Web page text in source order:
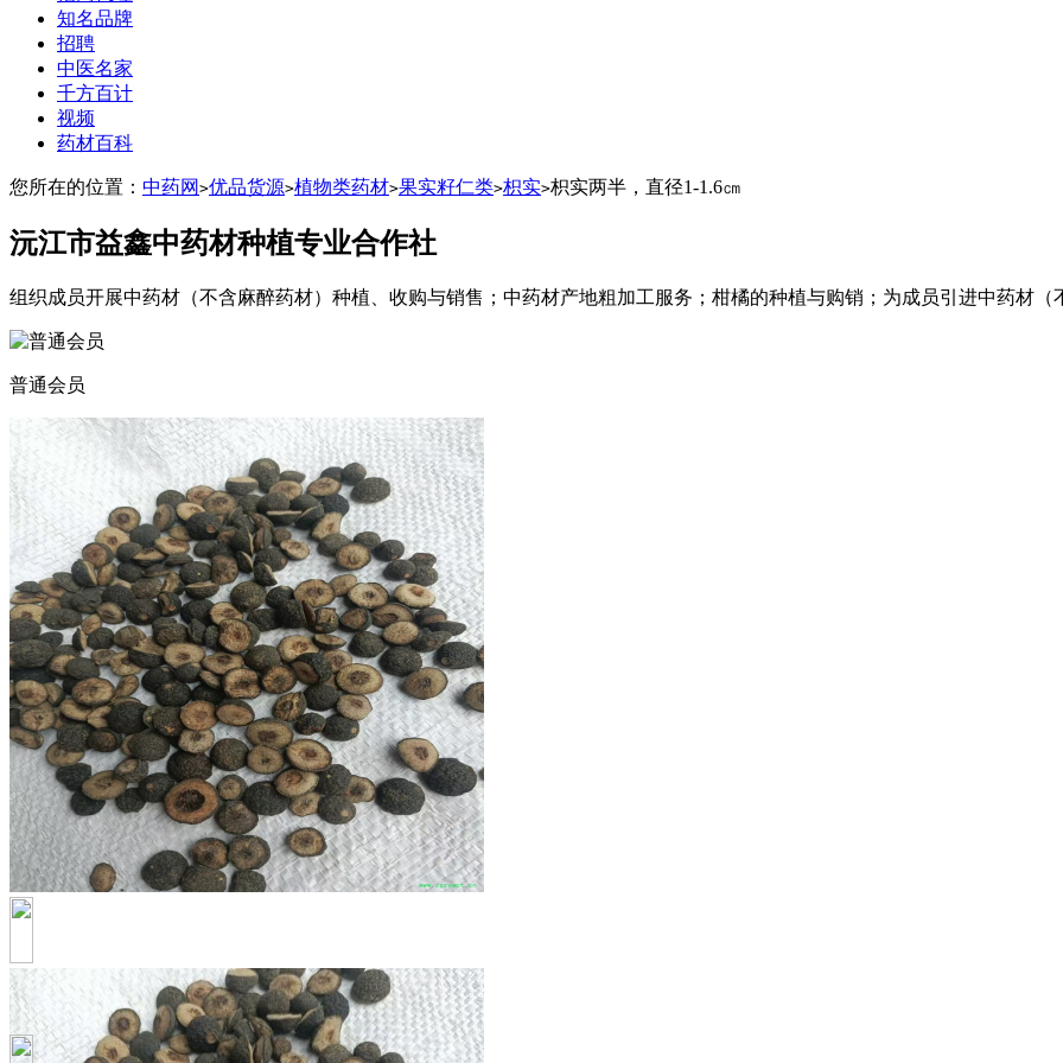
知名品牌
招聘
中医名家
千方百计
视频
药材百科
您所在的位置： 中药网 >优品货源>植物类药材>果实籽仁类>枳实>枳实两半，直径1-1.6㎝
沅江市益鑫中药材种植专业合作社
组织成员开展中药材（不含麻醉药材）种植、收购与销售；中药材产地粗加工服务；柑橘的种植与购销；为成员引进中药材
普通会员